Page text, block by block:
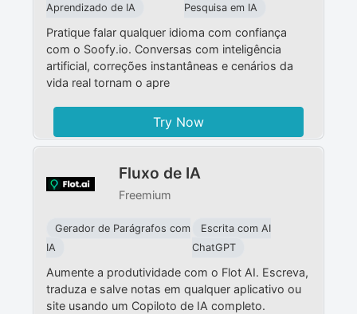
Aprendizado de IA
Pesquisa em IA
Pratique falar qualquer idioma com confiança
com o Soofy.io. Conversas com inteligência
artificial, correções instantâneas e cenários da
vida real tornam o apre
Try Now
Fluxo de IA
Freemium
Gerador de Parágrafos com
IA
Escrita com AI
ChatGPT
Aumente a produtividade com o Flot AI. Escreva,
traduza e salve notas em qualquer aplicativo ou
site usando um Copiloto de IA completo.